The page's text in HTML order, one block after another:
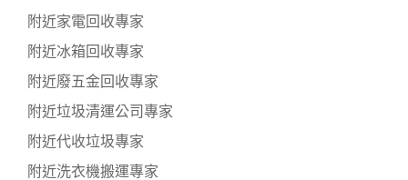
附近家電回收專家
附近冰箱回收專家
附近廢五金回收專家
附近垃圾清運公司專家
附近代收垃圾專家
附近洗衣機搬運專家